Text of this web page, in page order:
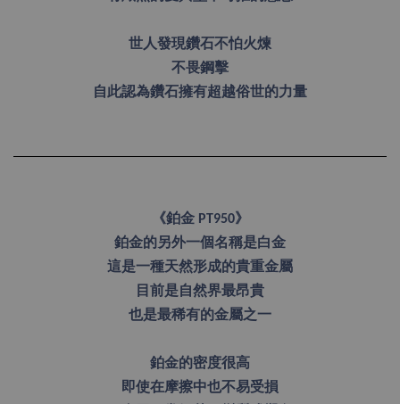
世人發現鑽石不怕火煉
不畏鋼擊
自此認為鑽石擁有超越俗世的力量
《鉑金 PT950》
鉑金的另外一個名稱是白金
這是一種天然形成的貴重金屬
目前是自然界最昂貴
也是最稀有的金屬之一
鉑金的密度很高
即使在摩擦中也不易受損